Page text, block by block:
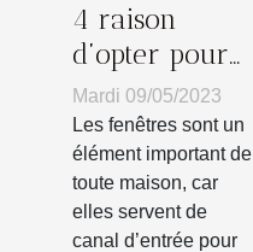
4 raison
d’opter pour
les fenêtres en
PVC ?
Mardi 09/05/2023
Les fenêtres sont un
élément important de
toute maison, car
elles servent de
canal d’entrée pour